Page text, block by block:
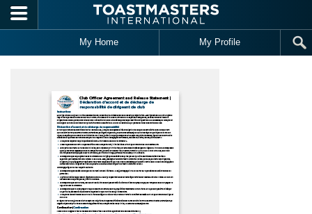
Skip to main content
My Home My Profile